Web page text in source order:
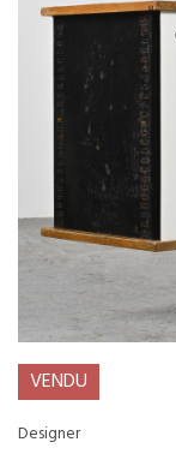
VENDU
Designer